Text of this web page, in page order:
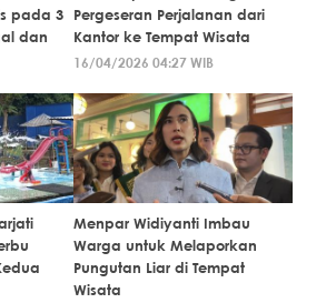
pada 3
dan
Pergeseran Perjalanan dari
Kantor ke Tempat Wisata
16/04/2026 04:27 WIB
Menpar Widiyanti Imbau
Warga untuk Melaporkan
Pungutan Liar di Tempat
Wisata